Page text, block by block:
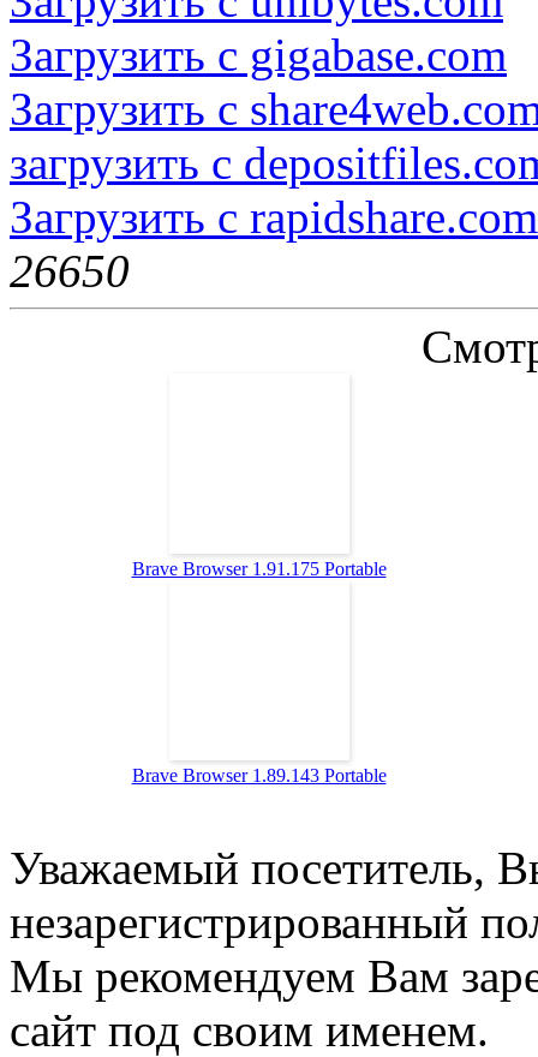
Загрузить с gigabase.com
Загрузить с
загрузить с
Загрузить с rapidshare.com
26650
Brave Browser 1.91.175 Portable
Brave Browser 1.89.143 Portable
Уважаемый посетитель,
незарегистрированный
Мы рекомендуем Вам
сайт под своим именем.